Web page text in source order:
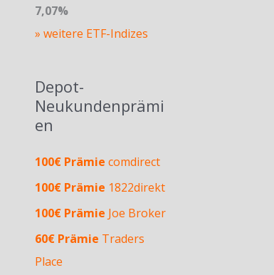
7,07%
» weitere ETF-Indizes
Depot-
Neukundenprämi
en
100€ Prämie comdirect
100€ Prämie 1822direkt
100€ Prämie Joe Broker
60€ Prämie Traders
Place